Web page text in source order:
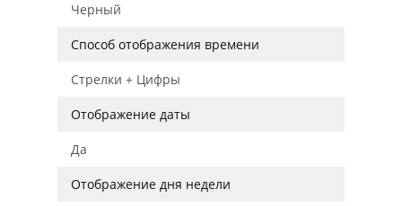
Черный
Способ отображения времени
Стрелки + Цифры
Отображение даты
Да
Отображение дня недели